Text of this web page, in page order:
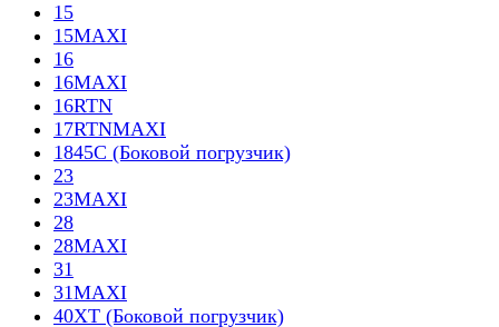
15
15MAXI
16
16MAXI
16RTN
17RTNMAXI
1845C (Боковой погрузчик)
23
23MAXI
28
28MAXI
31
31MAXI
40XT (Боковой погрузчик)